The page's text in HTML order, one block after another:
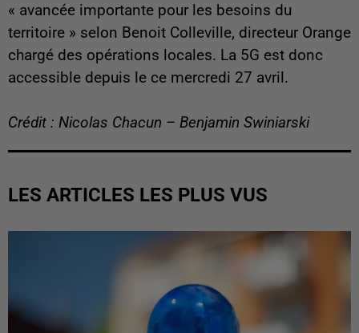
« avancée importante pour les besoins du
territoire » selon Benoit Colleville, directeur Orange
chargé des opérations locales. La 5G est donc
accessible depuis le ce mercredi 27 avril.
Crédit : Nicolas Chacun – Benjamin Swiniarski
LES ARTICLES LES PLUS VUS